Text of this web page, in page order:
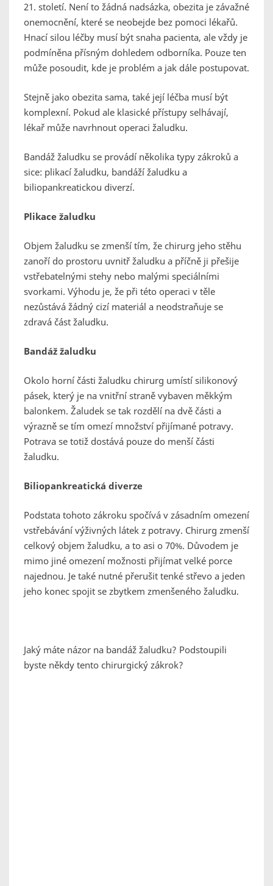
21. století. Není to žádná nadsázka, obezita je závažné
onemocnění, které se neobejde bez pomoci lékařů.
Hnací silou léčby musí být snaha pacienta, ale vždy je
podmíněna přísným dohledem odborníka. Pouze ten
může posoudit, kde je problém a jak dále postupovat.
Stejně jako obezita sama, také její léčba musí být
komplexní. Pokud ale klasické přístupy selhávají,
lékař může navrhnout operaci žaludku.
Bandáž žaludku se provádí několika typy zákroků a
sice: plikací žaludku, bandáží žaludku a
biliopankreatickou diverzí.
Plikace žaludku
Objem žaludku se zmenší tím, že chirurg jeho stěhu
zanoří do prostoru uvnitř žaludku a příčně ji přešije
vstřebatelnými stehy nebo malými speciálními
svorkami. Výhodu je, že při této operaci v těle
nezůstává žádný cizí materiál a neodstraňuje se
zdravá část žaludku.
Bandáž žaludku
Okolo horní části žaludku chirurg umístí silikonový
pásek, který je na vnitřní straně vybaven měkkým
balonkem. Žaludek se tak rozdělí na dvě části a
výrazně se tím omezí množství přijímané potravy.
Potrava se totiž dostává pouze do menší části
žaludku.
Biliopankreatická diverze
Podstata tohoto zákroku spočívá v zásadním omezení
vstřebávání výživných látek z potravy. Chirurg zmenší
celkový objem žaludku, a to asi o 70%. Důvodem je
mimo jiné omezení možnosti přijímat velké porce
najednou. Je také nutné přerušit tenké střevo a jeden
jeho konec spojit se zbytkem zmenšeného žaludku.
Jaký máte názor na bandáž žaludku? Podstoupili
byste někdy tento chirurgický zákrok?